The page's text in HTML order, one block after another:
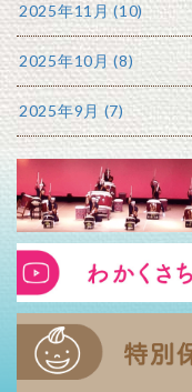
2025年11月 (10)
2025年10月 (8)
2025年9月 (7)